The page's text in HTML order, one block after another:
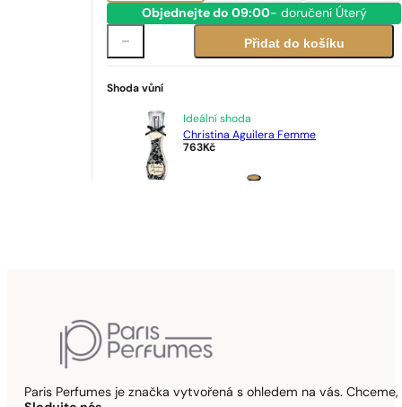
Objednejte do 09:00- doručení Úterý
Přidat do košíku
Shoda vůní
Ideální shoda
Christina Aguilera Femme
763Kč
Paris Perfumes je značka vytvořená s ohledem na vás.